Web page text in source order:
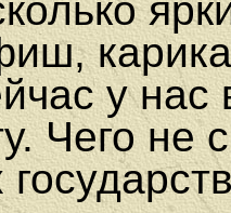
у нас
Чего не